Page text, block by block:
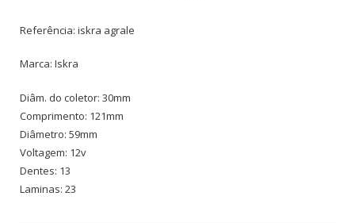
Referência: iskra agrale
Marca: Iskra
Diâm. do coletor: 30mm
Comprimento: 121mm
Diâmetro: 59mm
Voltagem: 12v
Dentes: 13
Laminas: 23